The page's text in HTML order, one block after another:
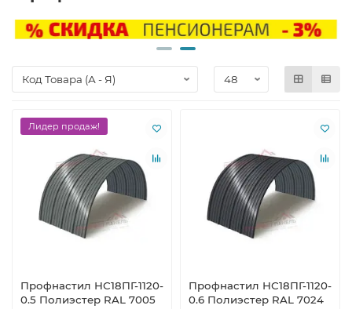
Лидер продаж!
Профнастил НС18ПГ-1120-
0.5 Полиэстер RAL 7005
Профнастил НС18ПГ-1120-
0.6 Полиэстер RAL 7024